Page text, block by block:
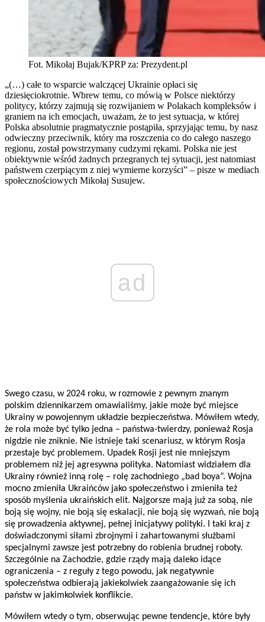
Fot. Mikołaj Bujak/KPRP za: Prezydent.pl
„(…) całe to wsparcie walczącej Ukrainie opłaci się
dziesięciokrotnie. Wbrew temu, co mówią w Polsce niektórzy
politycy, którzy zajmują się rozwijaniem w Polakach kompleksów i
graniem na ich emocjach, uważam, że to jest sytuacja, w której
Polska absolutnie pragmatycznie postąpiła, sprzyjając temu, by nasz
odwieczny przeciwnik, który ma roszczenia co do całego naszego
regionu, został powstrzymany cudzymi rękami. Polska nie jest
obiektywnie wśród żadnych przegranych tej sytuacji, jest natomiast
państwem czerpiącym z niej wymierne korzyści” – pisze w mediach
społecznościowych Mikołaj Susujew.
ad
Swego czasu, w 2024 roku, w rozmowie z pewnym znanym
polskim dziennikarzem omawialiśmy, jakie może być miejsce
Ukrainy w powojennym układzie bezpieczeństwa. Mówiłem wtedy,
że rola może być tylko jedna – państwa-twierdzy, ponieważ Rosja
nigdzie nie zniknie. Nie istnieje taki scenariusz, w którym Rosja
przestaje być problemem. Upadek Rosji jest nie mniejszym
problemem niż jej agresywna polityka. Natomiast widziałem dla
Ukrainy również inną rolę – rolę zachodniego „bad boya”. Wojna
mocno zmieniła Ukraińców jako społeczeństwo i zmieniła też
sposób myślenia ukraińskich elit. Najgorsze mają już za sobą, nie
boją się wojny, nie boją się eskalacji, nie boją się wyzwań, nie boją
się prowadzenia aktywnej, pełnej inicjatywy polityki. I taki kraj z
doświadczonymi siłami zbrojnymi i zahartowanymi służbami
specjalnymi zawsze jest potrzebny do robienia brudnej roboty.
Szczególnie na Zachodzie, gdzie rządy mają daleko idące
ograniczenia – z reguły z tego powodu, jak negatywnie
społeczeństwa odbierają jakiekolwiek zaangażowanie się ich
państw w jakimkolwiek konflikcie.
Mówiłem wtedy o tym, obserwując pewne tendencje, które były